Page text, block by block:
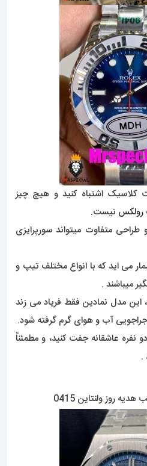
کلاسیک اشتباه کنید و هیچ چیز
نیست.
متفاوت میتواند سورپرایزی
می اید که با انواع مختلف تیپ و
میباشند .
این مدل نمادین فقط فریاد می زند
آب و هوای گرم گرفته شود.
نفره عاشقانه جفت کنید، و مطمئناً
.